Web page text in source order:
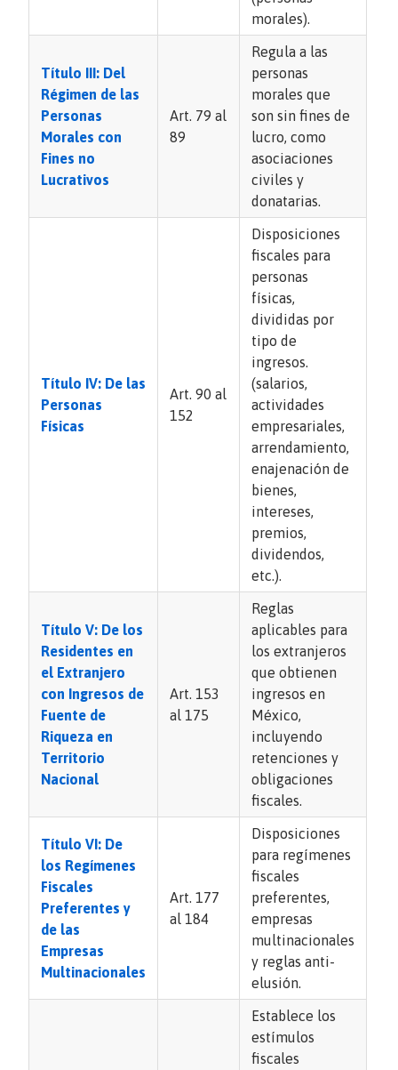
morales).
Título III: Del
Régimen de las
Personas
Morales con
Fines no
Lucrativos
Art. 79 al
89
Regula a las
personas
morales que
son sin fines de
lucro, como
asociaciones
civiles y
donatarias.
Título IV: De las
Personas
Físicas
Art. 90 al
152
Disposiciones
fiscales para
personas
físicas,
divididas por
tipo de
ingresos.
(salarios,
actividades
empresariales,
arrendamiento,
enajenación de
bienes,
intereses,
premios,
dividendos,
etc.).
Título V: De los
Residentes en
el Extranjero
con Ingresos de
Fuente de
Riqueza en
Territorio
Nacional
Art. 153
al 175
Reglas
aplicables para
los extranjeros
que obtienen
ingresos en
México,
incluyendo
retenciones y
obligaciones
fiscales.
Título VI: De
los Regímenes
Fiscales
Preferentes y
de las
Empresas
Multinacionales
Art. 177
al 184
Disposiciones
para regímenes
fiscales
preferentes,
empresas
multinacionales
y reglas anti-
elusión.
Establece los
estímulos
fiscales